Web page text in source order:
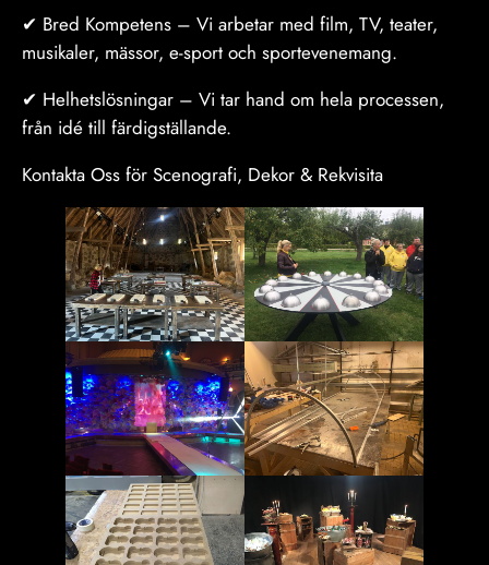
✔ Bred Kompetens – Vi arbetar med film, TV, teater,
musikaler, mässor, e-sport och sportevenemang.
✔ Helhetslösningar – Vi tar hand om hela processen,
från idé till färdigställande.
Kontakta Oss för Scenografi, Dekor & Rekvisita